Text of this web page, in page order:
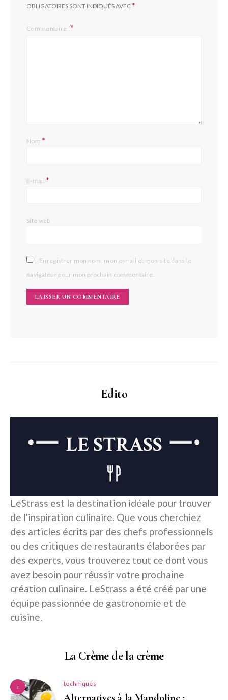
OBLIGATOIRES SONT INDIQUÉS AVEC*
Commentaire
Nom*
E-mail*
Site web
Enregistrer mon nom, mon e-mail et mon site dans le
navigateur pour mon prochain commentaire.
Edito
LeStrass est la destination idéale pour trouver
de l'inspiration culinaire. Que vous cherchiez
des articles écrits par des chefs professionnels
ou des critiques de restaurants élaborées par
des experts, vous trouverez tout ce dont vous
avez besoin pour réussir votre prochaine
création culinaire. LeStrass a été créé par une
équipe passionnée de gastronomie et de
cuisine.
La Crème de la crème
1 techniques